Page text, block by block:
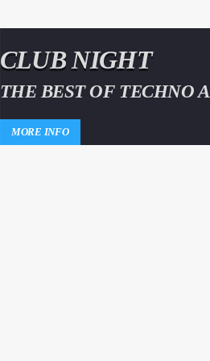
CLUB NIGHT
THE BEST OF TECHNO
MORE INFO